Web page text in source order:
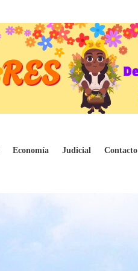
Economía Judicial Contacto